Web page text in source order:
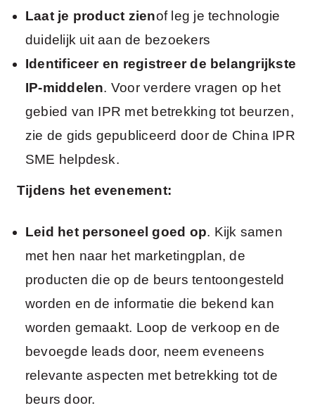
Laat je product zienof leg je technologie
duidelijk uit aan de bezoekers
Identificeer en registreer de belangrijkste
IP-middelen. Voor verdere vragen op het
gebied van IPR met betrekking tot beurzen,
zie de gids gepubliceerd door de China IPR
SME helpdesk.
Tijdens het evenement:
Leid het personeel goed op. Kijk samen
met hen naar het marketingplan, de
producten die op de beurs tentoongesteld
worden en de informatie die bekend kan
worden gemaakt. Loop de verkoop en de
bevoegde leads door, neem eveneens
relevante aspecten met betrekking tot de
beurs door.